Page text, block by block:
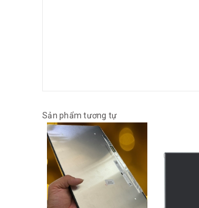
Sản phẩm tương tự